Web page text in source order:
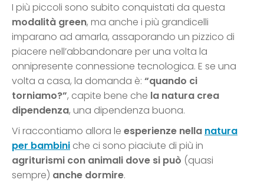
I più piccoli sono subito conquistati da questa
modalità green, ma anche i più grandicelli
imparano ad amarla, assaporando un pizzico di
piacere nell’abbandonare per una volta la
onnipresente connessione tecnologica. E se una
volta a casa, la domanda è: “quando ci
torniamo?”, capite bene che la natura crea
dipendenza, una dipendenza buona.
Vi raccontiamo allora le esperienze nella natura
per bambini che ci sono piaciute di più in
agriturismi con animali dove si può (quasi
sempre) anche dormire.